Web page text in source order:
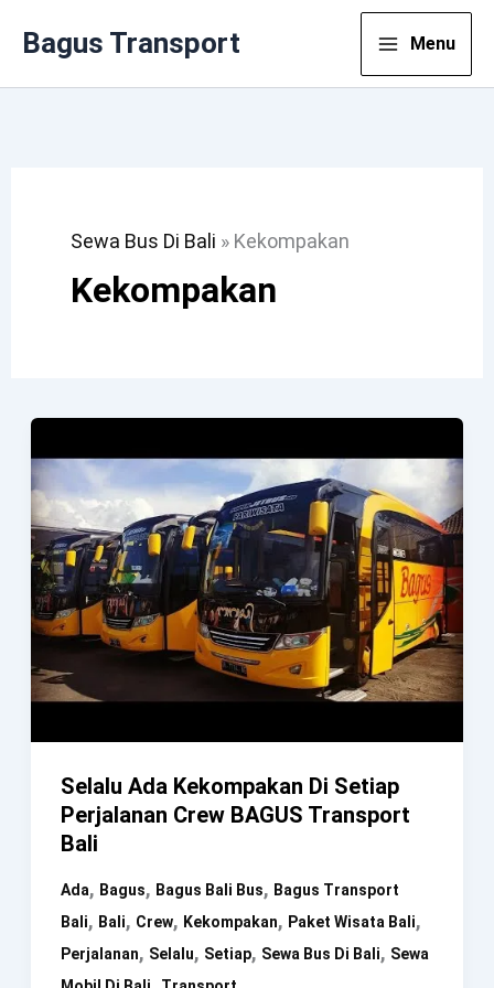
Bagus Transport Menu
Sewa Bus Di Bali » Kekompakan
Kekompakan
Selalu Ada Kekompakan Di Setiap
Perjalanan Crew BAGUS Transport
Bali
Ada, Bagus, Bagus Bali Bus, Bagus Transport
Bali, Bali, Crew, Kekompakan, Paket Wisata Bali,
Perjalanan, Selalu, Setiap, Sewa Bus Di Bali, Sewa